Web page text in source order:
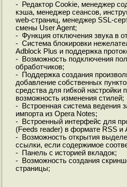
- Редактор Cookie, менеджер
кэша, менеджер сеансов,
web-страниц, менеджер SSL-
смены User Agent;
- Функция отключения звука в
- Система блокировки
Adblock Plus и поддержка
- Возможность подключения
обработчиков;
- Поддержка создания
добавление собственных
средства для гибкой настройки
возможность изменения стилей;
- Встроенная система ведения
импорта из Opera Notes;
- Встроенный интерфейс для
(Feeds reader) в формате RSS и
- Возможность открытия
ссылки, если содержимое
- Панель с историей вкладок;
- Возможность создания
страницы;